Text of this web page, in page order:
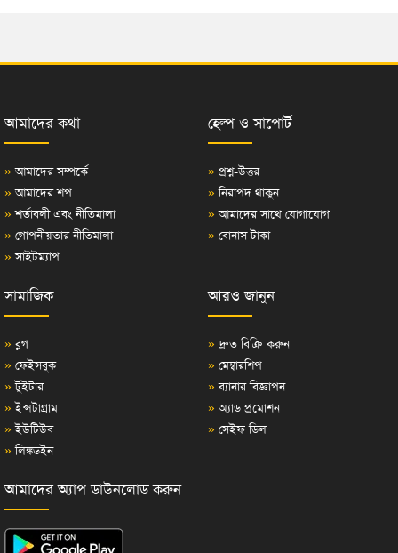
আমাদের কথা
» আমাদের সম্পর্কে
» আমাদের শপ
» শর্তাবলী এবং নীতিমালা
» গোপনীয়তার নীতিমালা
» সাইটম্যাপ
হেল্প ও সাপোর্ট
» প্রশ্ন-উত্তর
» নিরাপদ থাকুন
» আমাদের সাথে যোগাযোগ
» বোনাস টাকা
সামাজিক
» ব্লগ
» ফেইসবুক
» টুইটার
» ইন্সটাগ্রাম
» ইউটিউব
» লিঙ্কডইন
আরও জানুন
» দ্রুত বিক্রি করুন
» মেম্বারশিপ
» ব্যানার বিজ্ঞাপন
» অ্যাড প্রমোশন
» সেইফ ডিল
আমাদের অ্যাপ ডাউনলোড করুন